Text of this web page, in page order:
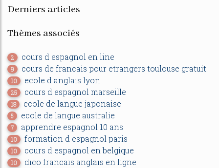
Derniers articles
Thèmes associés
2 cours d espagnol en line
9 cours de francais pour etrangers toulouse gratuit
10 ecole d anglais lyon
25 cours d espagnol marseille
18 ecole de langue japonaise
5 ecole de langue australie
7 apprendre espagnol 10 ans
10 formation d espagnol paris
10 cours d espagnol en belgique
10 dico francais anglais en ligne